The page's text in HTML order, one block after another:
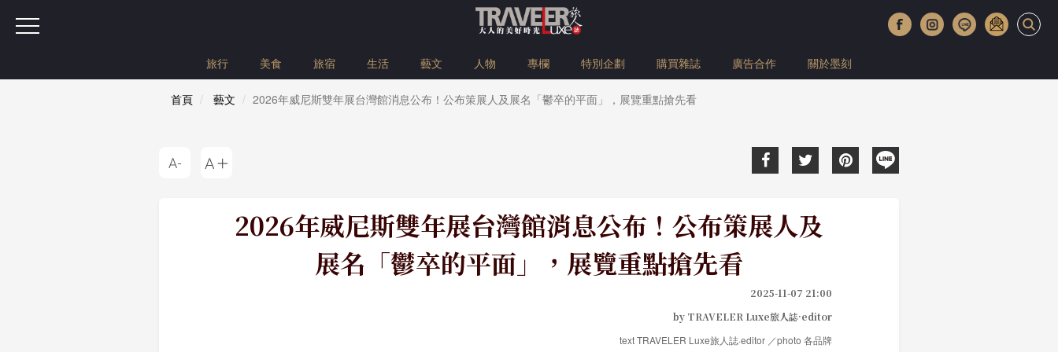
旅行 美食 旅宿 生活 藝文 人物 專欄 特別企劃 購買雜誌 廣告合作 關於墨刻
首頁 藝文 2026年威尼斯雙年展台灣館消息公布！公布策展人及展名「鬱卒的平面」，展覽重點搶先看
2026年威尼斯雙年展台灣館消息公布！公布策展人及
展名「鬱卒的平面」，展覽重點搶先看
2025-11-07 21:00
by TRAVELER Luxe旅人誌·editor
text TRAVELER Luxe旅人誌·editor ／photo 各品牌